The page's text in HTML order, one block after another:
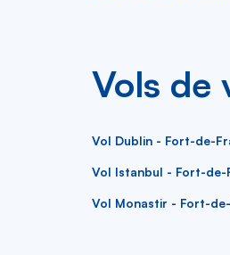
Vols de
Vol Dublin - Fort-de-
Vol Istanbul - Fort-de-
Vol Monastir - Fort-de-